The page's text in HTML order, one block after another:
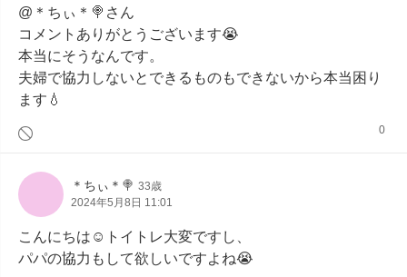
@＊ちぃ＊🍭さん
コメントありがとうございます😭
本当にそうなんです。
夫婦で協力しないとできるものもできないから本当困り
ます💧
0
＊ちぃ＊🍭 33歳
2024年5月8日 11:01
こんにちは☺️トイトレ大変ですし、
パパの協力もして欲しいですよね😭